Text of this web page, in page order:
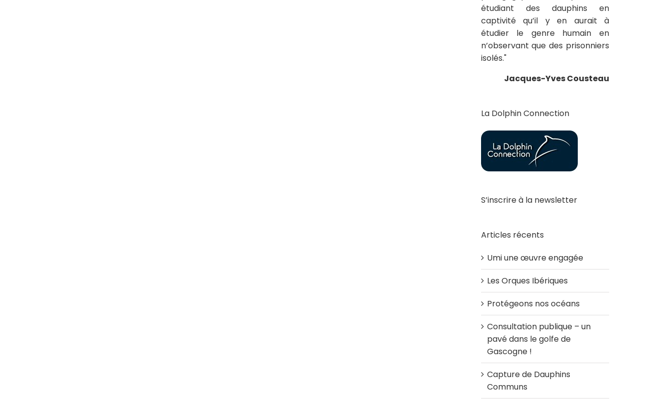
étudiant des dauphins en
captivité qu’il y en aurait à
étudier le genre humain en
n’observant que des prisonniers
isolés."
Jacques-Yves Cousteau
La Dolphin Connection
S’inscrire à la newsletter
Articles récents
Umi une œuvre engagée
Les Orques Ibériques
Protégeons nos océans
Consultation publique – un
pavé dans le golfe de
Gascogne !
Capture de Dauphins
Communs